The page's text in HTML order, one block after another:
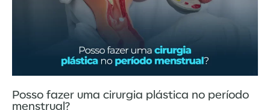
Posso fazer uma cirurgia plástica no período
menstrual?